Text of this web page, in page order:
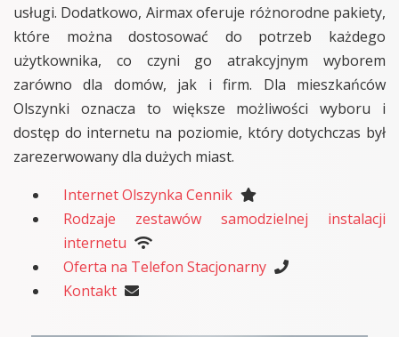
usługi. Dodatkowo, Airmax oferuje różnorodne pakiety,
które można dostosować do potrzeb każdego
użytkownika, co czyni go atrakcyjnym wyborem
zarówno dla domów, jak i firm. Dla mieszkańców
Olszynki oznacza to większe możliwości wyboru i
dostęp do internetu na poziomie, który dotychczas był
zarezerwowany dla dużych miast.
Internet Olszynka Cennik
Rodzaje zestawów samodzielnej instalacji
internetu
Oferta na Telefon Stacjonarny
Kontakt